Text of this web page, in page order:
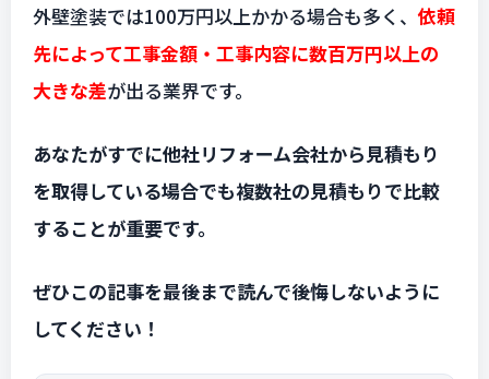
外壁塗装では100万円以上かかる場合も多く、依頼
先によって工事金額・工事内容に数百万円以上の
大きな差が出る業界です。
あなたがすでに他社リフォーム会社から見積もり
を取得している場合でも複数社の見積もりで比較
することが重要です。
ぜひこの記事を最後まで読んで後悔しないように
してください！